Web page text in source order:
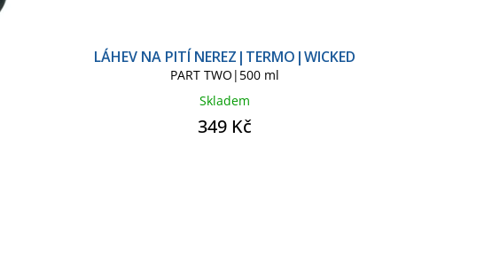
LÁHEV NA PITÍ NEREZ|TERMO|WICKED
PART TWO|500 ml
Skladem
349 Kč